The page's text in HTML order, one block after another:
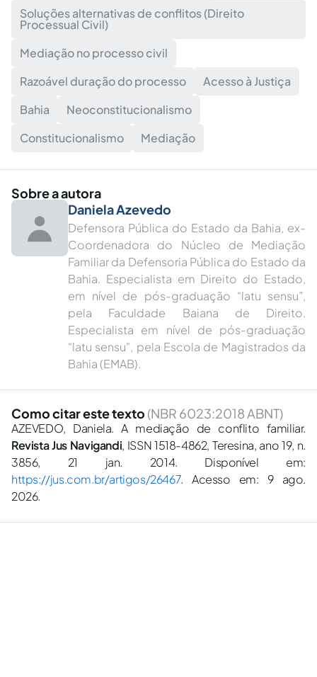
Soluções alternativas de conflitos (Direito
Processual Civil)
Mediação no processo civil
Razoável duração do processo
Acesso à Justiça
Bahia
Neoconstitucionalismo
Constitucionalismo
Mediação
Sobre a autora
Daniela Azevedo
Defensora Pública do Estado da Bahia, ex-
Coordenadora do Núcleo de Mediação
Familiar da Defensoria Pública do Estado da
Bahia. Especialista em Direito do Estado,
em nível de pós-graduação “latu sensu”,
pela Faculdade Baiana de Direito.
Especialista em nível de pós-graduação
“latu sensu", pela Escola de Magistrados da
Bahia (EMAB).
Como citar este texto (NBR 6023:2018 ABNT)
AZEVEDO, Daniela. A mediação de conflito familiar.
Revista Jus Navigandi, ISSN 1518-4862, Teresina, ano 19, n.
3856, 21 jan. 2014. Disponível em:
https://jus.com.br/artigos/26467. Acesso em: 9 ago.
2026.